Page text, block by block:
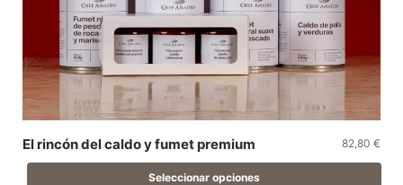
El rincón del caldo y fumet premium 82,80 €
Seleccionar opciones